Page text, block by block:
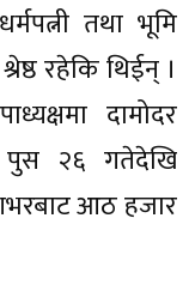
तथा भूमि
रहेकि थिईन् ।
दामोदर
२६ गतेदेखि
आठ हजार